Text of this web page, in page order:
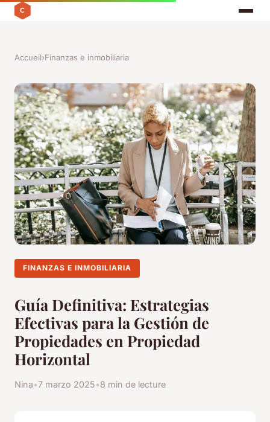
Accueil›Finanzas e inmobiliaria
FINANZAS E INMOBILIARIA
Guía Definitiva: Estrategias
Efectivas para la Gestión de
Propiedades en Propiedad
Horizontal
Nina•7 marzo 2025•8 min de lecture